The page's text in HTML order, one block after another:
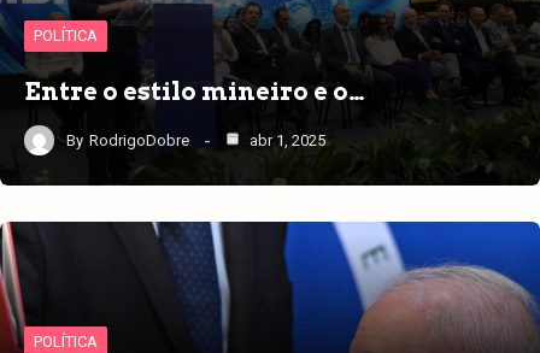
POLÍTICA
Entre o estilo mineiro e o…
By RodrigoDobre abr 1, 2025
POLÍTICA